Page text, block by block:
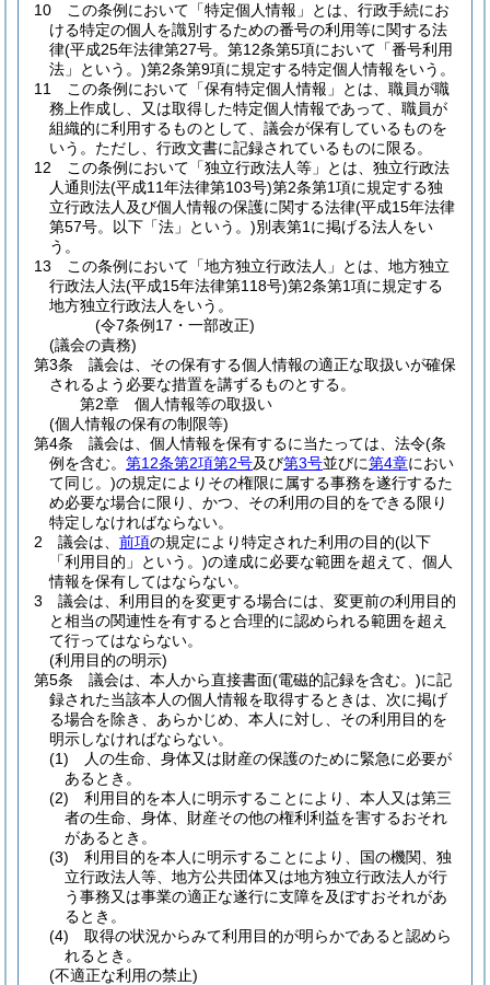
10
この条例において「特定個人情報」とは、行政手続にお
ける特定の個人を識別するための番号の利用等に関する法
律(平成25年法律第27号。第12条第5項において「番号利用
法」という。)第2条第9項に規定する特定個人情報をいう。
11
この条例において「保有特定個人情報」とは、職員が職
務上作成し、又は取得した特定個人情報であって、職員が
組織的に利用するものとして、議会が保有しているものを
いう。 ただし、行政文書に記録されているものに限る。
12
この条例において「独立行政法人等」とは、独立行政法
人通則法(平成11年法律第103号)第2条第1項に規定する独
立行政法人及び個人情報の保護に関する法律(平成15年法律
第57号。以下「法」という。)別表第1に掲げる法人をい
う。
13
この条例において「地方独立行政法人」とは、地方独立
行政法人法(平成15年法律第118号)第2条第1項に規定する
地方独立行政法人をいう。
(令7条例17・一部改正)
(議会の責務)
第3条
議会は、その保有する個人情報の適正な取扱いが確保
されるよう必要な措置を講ずるものとする。
第2章
個人情報等の取扱い
(個人情報の保有の制限等)
第4条
議会は、個人情報を保有するに当たっては、法令(条
例を含む。 第12条第2項第2号及び第3号並びに第4章におい
て同じ。)の規定によりその権限に属する事務を遂行するた
め必要な場合に限り、かつ、その利用の目的をできる限り
特定しなければならない。
2
議会は、 前項の規定により特定された利用の目的(以下
「利用目的」という。)の達成に必要な範囲を超えて、個人
情報を保有してはならない。
3
議会は、利用目的を変更する場合には、変更前の利用目的
と相当の関連性を有すると合理的に認められる範囲を超え
て行ってはならない。
(利用目的の明示)
第5条
議会は、本人から直接書面(電磁的記録を含む。)に記
録された当該本人の個人情報を取得するときは、次に掲げ
る場合を除き、あらかじめ、本人に対し、その利用目的を
明示しなければならない。
(1)
人の生命、身体又は財産の保護のために緊急に必要が
あるとき。
(2)
利用目的を本人に明示することにより、本人又は第三
者の生命、身体、財産その他の権利利益を害するおそれ
があるとき。
(3)
利用目的を本人に明示することにより、国の機関、独
立行政法人等、地方公共団体又は地方独立行政法人が行
う事務又は事業の適正な遂行に支障を及ぼすおそれがあ
るとき。
(4)
取得の状況からみて利用目的が明らかであると認めら
れるとき。
(不適正な利用の禁止)